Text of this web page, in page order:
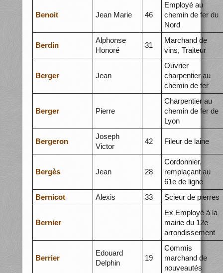
Benoit Jean Marie 46
Employé au
chemin de fer du
Nord
Berdin
Alphonse
Honoré
31
Marchand de
vins, Traiteur
Berger Jean
Ouvrier
charpentier au
chemin de fer
Berger Pierre
Charpentier au
chemin de fer de
Lyon
Bergeron
Joseph
Victor
42 Fileur de laine
Bergès Jean 28
Cordonnier,
remplaçant au
61e de ligne
Bernicot
Alexis 33 Scieur de pierres
Bernier
Ex Employé à la
mairie du 12e
arrondissement
Berrier
Edouard
Delphin
19
Commis
marchand de
nouveautés